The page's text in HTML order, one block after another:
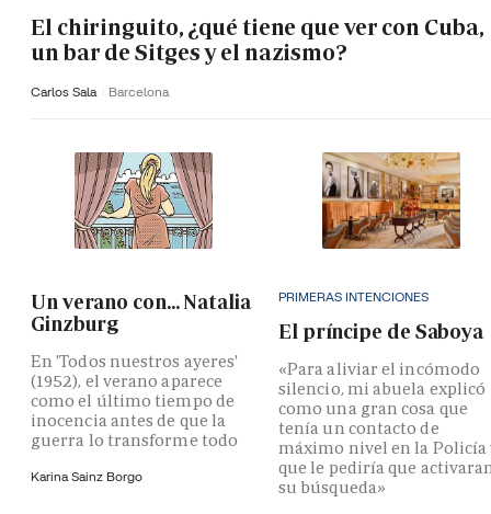
El chiringuito, ¿qué tiene que ver con Cuba,
un bar de Sitges y el nazismo?
Carlos Sala Barcelona
Un verano con... Natalia
Ginzburg
En 'Todos nuestros ayeres'
(1952), el verano aparece
como el último tiempo de
inocencia antes de que la
guerra lo transforme todo
Karina Sainz Borgo
PRIMERAS INTENCIONES
El príncipe de Saboya
«Para aliviar el incómodo
silencio, mi abuela explicó
como una gran cosa que
tenía un contacto de
máximo nivel en la Policía
que le pediría que
su búsqueda»